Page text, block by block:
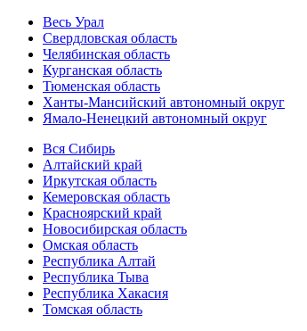
Весь Урал
Свердловская область
Челябинская область
Курганская область
Тюменская область
Ханты-Мансийский автономный округ
Ямало-Ненецкий автономный округ
Вся Сибирь
Алтайский край
Иркутская область
Кемеровская область
Красноярский край
Новосибирская область
Омская область
Республика Алтай
Республика Тыва
Республика Хакасия
Томская область